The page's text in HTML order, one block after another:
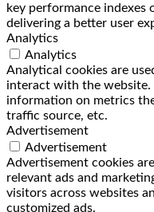
key performance
delivering a better user
Analytics
Analytics
Analytical cookies are
interact with the website.
information on metrics
traffic source, etc.
Advertisement
Advertisement
Advertisement cookies
relevant ads and
visitors across websites
customized ads.